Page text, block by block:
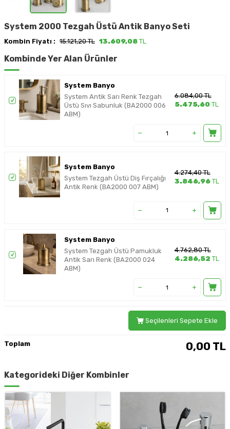
System 2000 Tezgah Üstü Antik Banyo Seti
Kombin Fiyatı : 15.121,20 TL 13.609,08 TL
Kombinde Yer Alan Ürünler
System Banyo
System Antik Sarı Renk Tezgah
Üstü Sıvı Sabunluk (BA2000 006
ABM)
6.084,00TL
5.475,60TL
System Banyo
System Tezgah Üstü Diş Fırçalığı
Antik Renk (BA2000 007 ABM)
4.274,40TL
3.846,96TL
System Banyo
System Tezgah Üstü Pamukluk
Antik Sarı Renk (BA2000 024
ABM)
4.762,80TL
4.286,52 TL
Seçilenleri Sepete Ekle
Toplam 0,00 TL
Kategorideki Diğer Kombinler